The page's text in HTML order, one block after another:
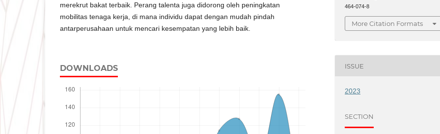
merekrut bakat terbaik. Perang talenta juga didorong oleh peningkatan
mobilitas tenaga kerja, di mana individu dapat dengan mudah pindah
antarperusahaan untuk mencari kesempatan yang lebih baik.
DOWNLOADS
464-074-8
More Citation Formats
ISSUE
2023
SECTION